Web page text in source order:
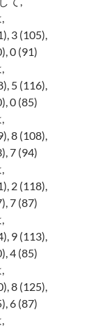
3 (105),
0 (91)
5 (116),
0 (85)
8 (108),
7 (94)
2 (118),
7 (87)
9 (113),
4 (85)
8 (125),
6 (87)